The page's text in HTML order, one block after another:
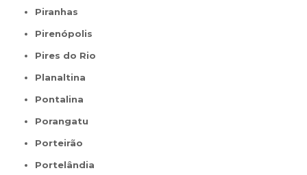
Piranhas
Pirenópolis
Pires do Rio
Planaltina
Pontalina
Porangatu
Porteirão
Portelândia